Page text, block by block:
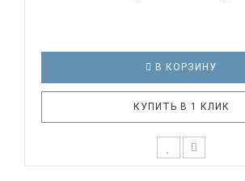
В КОРЗИНУ
КУПИТЬ В 1 КЛИК